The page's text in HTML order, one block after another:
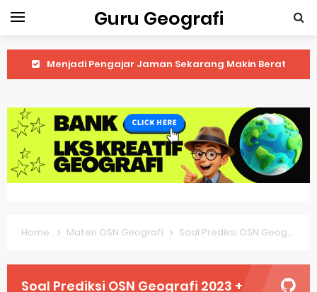
Guru Geografi
Latihan Prediksi Soal OSK Geografi 2026 Part Geografi Ekonomi
Latihan Prediksi Soal OSK Geografi 2026 Part Geografi Budaya
Latihan Prediksi Soal OSK Geografi 2026 Part Dinamika Kota
Pembahasan Soal OSN-K Geografi 2025 No 51-55
Pembahasan Soal OSN-K Geografi 2025 No 41-45
Home Materi OSN Geografi Soal Prediksi OSN Geografi 2023 + Pembahasan Part 2
Soal Prediksi OSN Geografi 2023 +